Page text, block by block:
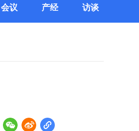
会议 产经 访谈